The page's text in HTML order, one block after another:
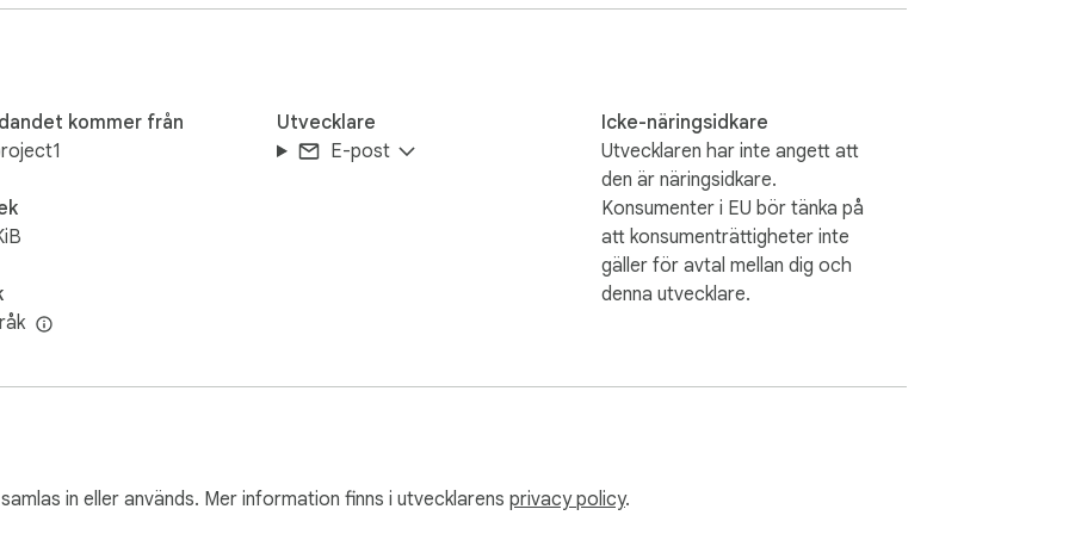
filen
skannade dokument hanteras korrekt
och extrahera text från bildbaserade sidor
varje skannad sida
kommer från
Utvecklare
E-post
Icke-näringsidkare
Utvecklaren har inte angett att
den är näringsidkare.
Konsumenter i EU bör tänka på
att konsumenträttigheter inte
gäller för avtal mellan dig och
denna utvecklare.
in eller används. Mer information finns i utvecklarens privacy policy.